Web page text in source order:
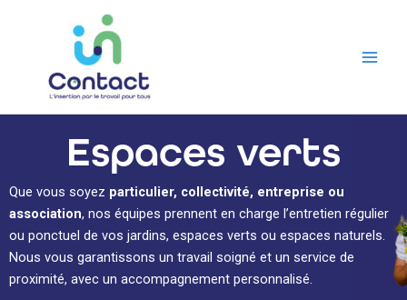
Espaces verts
Que vous soyez particulier, collectivité, entreprise ou
association, nos équipes prennent en charge l’entretien régulier
ou ponctuel de vos jardins, espaces verts ou espaces naturels.
Nous vous garantissons un travail soigné et un service de
proximité, avec un accompagnement personnalisé.